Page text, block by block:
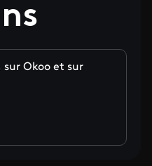
sur Okoo et sur